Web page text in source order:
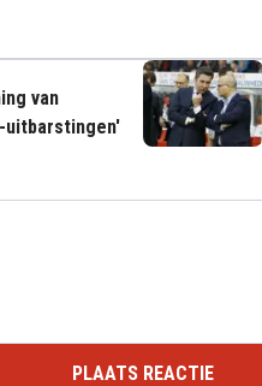
van
uitbarstingen'
PLAATS REACTIE